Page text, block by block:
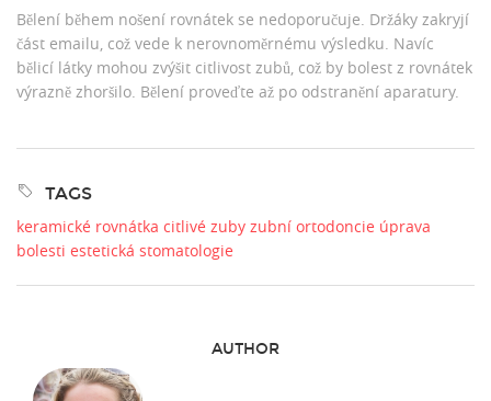
Bělení během nošení rovnátek se nedoporučuje. Držáky zakryjí
část emailu, což vede k nerovnoměrnému výsledku. Navíc
bělicí látky mohou zvýšit citlivost zubů, což by bolest z rovnátek
výrazně zhoršilo. Bělení proveďte až po odstranění aparatury.
TAGS
keramické rovnátka citlivé zuby zubní ortodoncie úprava
bolesti estetická stomatologie
AUTHOR